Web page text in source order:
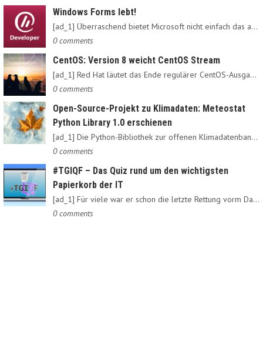
Windows Forms lebt!
[ad_1] Überraschend bietet Microsoft nicht einfach das alte…
0 comments
CentOS: Version 8 weicht CentOS Stream
[ad_1] Red Hat läutet das Ende regulärer CentOS-Ausgaben ein:…
0 comments
Open-Source-Projekt zu Klimadaten: Meteostat
Python Library 1.0 erschienen
[ad_1] Die Python-Bibliothek zur offenen Klimadatenbank Meteostat…
0 comments
#TGIQF – Das Quiz rund um den wichtigsten
Papierkorb der IT
[ad_1] Für viele war er schon die letzte Rettung vorm Daten-Nirvana:…
0 comments